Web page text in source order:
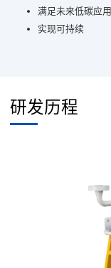
满足未来低碳应用
实现可持续
研发历程